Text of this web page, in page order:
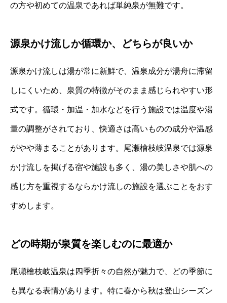
の方や初めての温泉であれば単純泉が無難です。
源泉かけ流しか循環か、どちらが良いか
源泉かけ流しは湯が常に新鮮で、温泉成分が湯舟に滞留
しにくいため、泉質の特徴がそのまま感じられやすい形
式です。循環・加温・加水などを行う施設では温度や湯
量の調整がされており、快適さは高いものの成分や温感
がやや薄まることがあります。尾瀬檜枝岐温泉では源泉
かけ流しを掲げる宿や施設も多く、湯の美しさや肌への
感じ方を重視するならかけ流しの施設を選ぶことをおす
すめします。
どの時期が泉質を楽しむのに最適か
尾瀬檜枝岐温泉は四季折々の自然が魅力で、どの季節に
も異なる表情があります。特に春から秋は登山シーズン